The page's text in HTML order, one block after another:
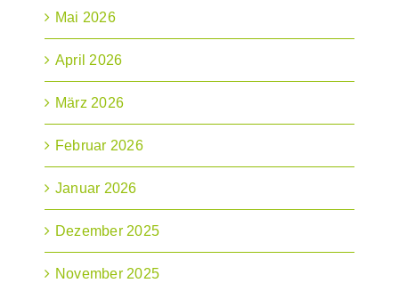
Mai 2026
April 2026
März 2026
Februar 2026
Januar 2026
Dezember 2025
November 2025